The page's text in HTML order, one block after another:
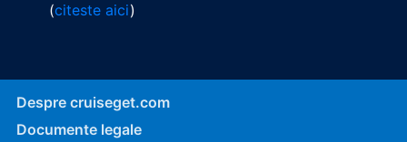
(citeste aici)
Despre cruiseget.com
Documente legale